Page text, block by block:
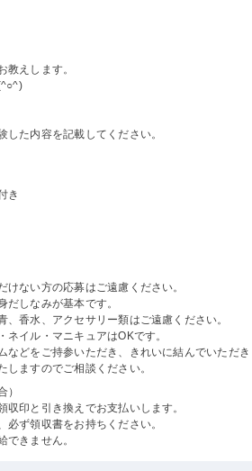
教えします。
した内容を記載してください。
き
けない方の応募はご遠慮ください。
だしなみが基本です。
、香水、アクセサリー類はご遠慮ください。
ネイル・マニキュアはOKです。
などをご持参いただき、きれいに結んでいただ
しますのでご相談ください。
）
収印と引き換えでお支払いします。
必ず領収書をお持ちください。
きません。